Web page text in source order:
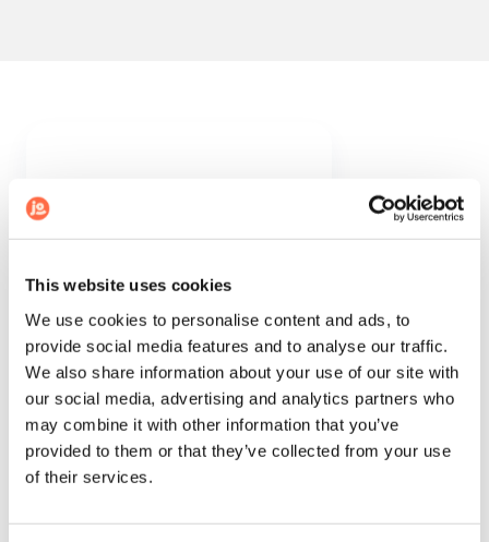
This website uses cookies
We use cookies to personalise content and ads, to
provide social media features and to analyse our traffic.
We also share information about your use of our site with
our social media, advertising and analytics partners who
may combine it with other information that you’ve
provided to them or that they’ve collected from your use
of their services.
Josepho
+ de 1300 avis
Voir tous les avis Google →
Que du bonheur à imprimer